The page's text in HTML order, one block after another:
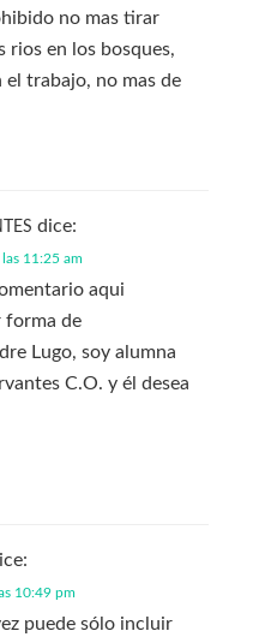
no mas tirar
rios en los bosques,
trabajo, no mas de
dice:
11:25 am
aqui
forma de
Lugo, soy alumna
C.O. y él desea
10:49 pm
puede sólo incluir